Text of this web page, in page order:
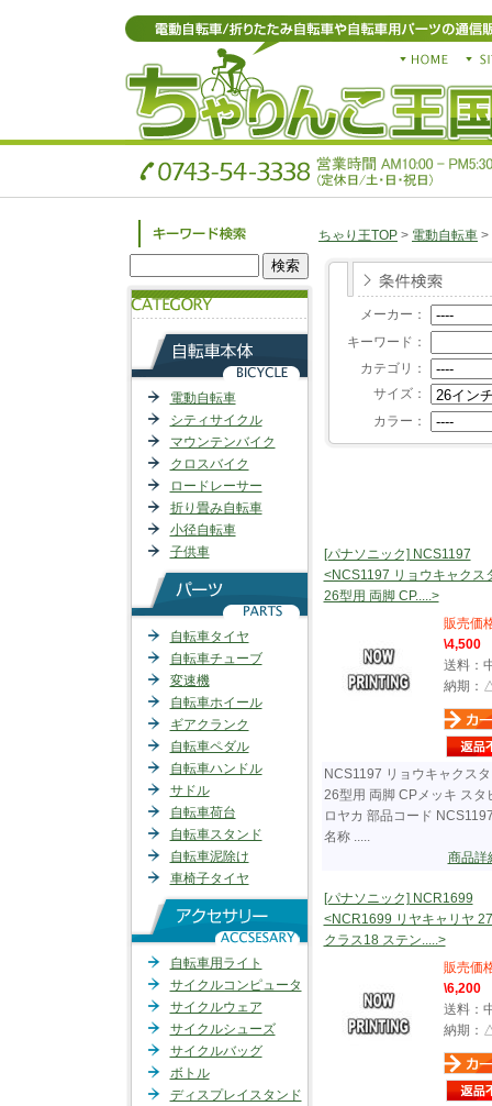
電動自転車
シティサイクル
マウンテンバイク
クロスバイク
ロードレーサー
折り畳み自転車
小径自転車
子供車
自転車タイヤ
自転車チューブ
変速機
自転車ホイール
ギアクランク
自転車ペダル
自転車ハンドル
サドル
自転車荷台
自転車スタンド
自転車泥除け
車椅子タイヤ
自転車用ライト
サイクルコンピュータ
サイクルウェア
サイクルシューズ
サイクルバッグ
ボトル
ディスプレイスタンド
ちゃり王TOP > 電動自転車 >
メーカー：
キーワード：
カテゴリ：
サイズ：
カラー：
[パナソニック] NCS1197
<NCS1197 リョウキャクス
26型用 両脚 CP.....>
販売価
\4,500
送料：
納期：
NCS1197 リョウキャクス
26型用 両脚 CPメッキ スタ
ロヤカ 部品コード
名称 .....
商品
[パナソニック] NCR1699
<NCR1699 リヤキャリヤ
クラス18 ステン.....>
販売価
\6,200
送料：
納期：